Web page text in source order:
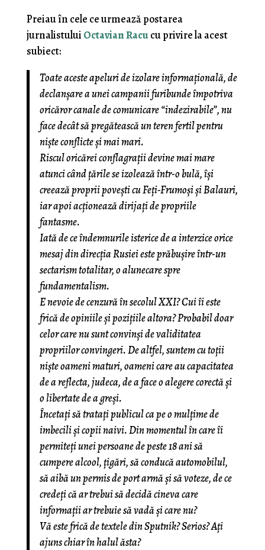
Preiau în cele ce urmează postarea
jurnalistului Octavian Racucu privire la acest
subiect:
Toate aceste apeluri de izolare informațională, de
declanșare a unei campanii furibunde împotriva
oricăror canale de comunicare “indezirabile”, nu
face decât să pregătească un teren fertil pentru
niște conflicte și mai mari.
Riscul oricărei conflagrații devine mai mare
atunci când țările se izolează într-o bulă, își
creează proprii povești cu Feți-Frumoși și Balauri,
iar apoi acționează dirijați de propriile
fantasme.
Iată de ce îndemnurile isterice de a interzice orice
mesaj din direcția Rusiei este prăbușire într-un
sectarism totalitar, o alunecare spre
fundamentalism.
E nevoie de cenzură în secolul XXI? Cui îi este
frică de opiniile și pozițiile altora? Probabil doar
celor care nu sunt convinși de validitatea
propriilor convingeri. De altfel, suntem cu toții
niște oameni maturi, oameni care au capacitatea
de a reflecta, judeca, de a face o alegere corectă și
o libertate de a greși.
Încetați să tratați publicul ca pe o mulțime de
imbecili și copii naivi. Din momentul în care îi
permiteți unei persoane de peste 18 ani să
cumpere alcool, țigări, să conducă automobilul,
să aibă un permis de port armă și să voteze, de ce
credeți că ar trebui să decidă cineva care
informații ar trebuie să vadă și care nu?
Vă este frică de textele din Sputnik? Serios? Ați
ajuns chiar în halul ăsta?